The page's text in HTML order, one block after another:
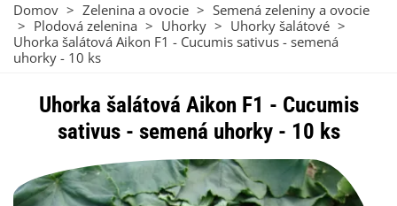
Domov > Zelenina a ovocie > Semená zeleniny a ovocie
> Plodová zelenina > Uhorky > Uhorky šalátové >
Uhorka šalátová Aikon F1 - Cucumis sativus - semená
uhorky - 10 ks
Uhorka šalátová Aikon F1 - Cucumis
sativus - semená uhorky - 10 ks